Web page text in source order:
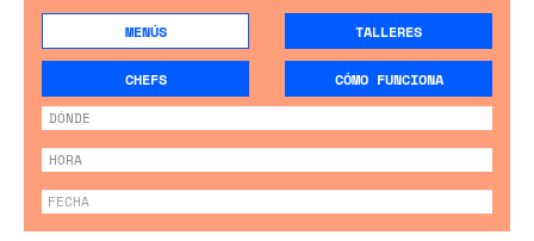
MENÚS TALLERES
CHEFS CÓMO FUNCIONA